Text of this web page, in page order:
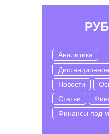
Аналитика
Новости
Статьи
Финансы под